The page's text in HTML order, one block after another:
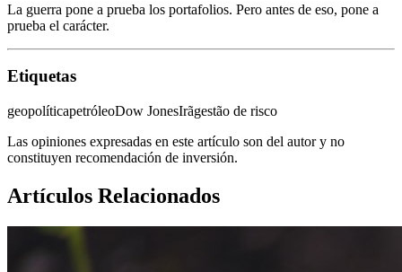
La guerra pone a prueba los portafolios. Pero antes de eso, pone a
prueba el carácter.
Etiquetas
geopolíticapetróleoDow JonesIrãgestão de risco
Las opiniones expresadas en este artículo son del autor y no
constituyen recomendación de inversión.
Artículos Relacionados